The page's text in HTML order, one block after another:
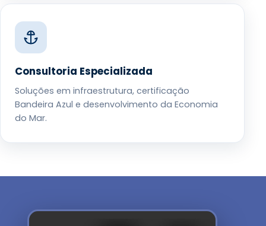
Consultoria Especializada
Soluções em infraestrutura, certificação
Bandeira Azul e desenvolvimento da Economia
do Mar.